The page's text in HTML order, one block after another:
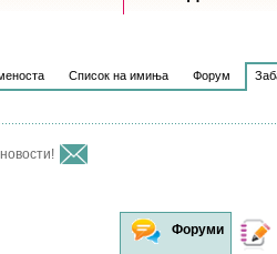
Список на имиња Форум
Форуми